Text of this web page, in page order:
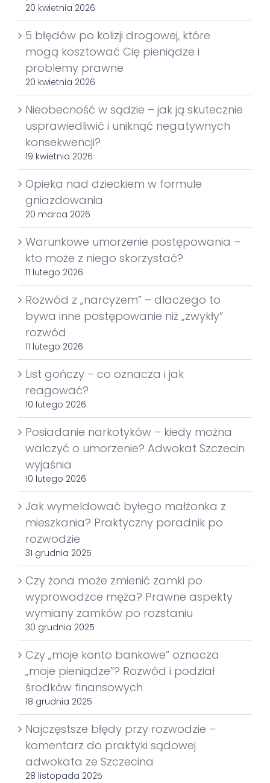
20 kwietnia 2026
5 błędów po kolizji drogowej, które
mogą kosztować Cię pieniądze i
problemy prawne
20 kwietnia 2026
Nieobecność w sądzie – jak ją skutecznie
usprawiedliwić i uniknąć negatywnych
konsekwencji?
19 kwietnia 2026
Opieka nad dzieckiem w formule
gniazdowania
20 marca 2026
Warunkowe umorzenie postępowania –
kto może z niego skorzystać?
11 lutego 2026
Rozwód z „narcyzem” – dlaczego to
bywa inne postępowanie niż „zwykły”
rozwód
11 lutego 2026
List gończy – co oznacza i jak
reagować?
10 lutego 2026
Posiadanie narkotyków – kiedy można
walczyć o umorzenie? Adwokat Szczecin
wyjaśnia
10 lutego 2026
Jak wymeldować byłego małżonka z
mieszkania? Praktyczny poradnik po
rozwodzie
31 grudnia 2025
Czy żona może zmienić zamki po
wyprowadzce męża? Prawne aspekty
wymiany zamków po rozstaniu
30 grudnia 2025
Czy „moje konto bankowe” oznacza
„moje pieniądze”? Rozwód i podział
środków finansowych
18 grudnia 2025
Najczęstsze błędy przy rozwodzie –
komentarz do praktyki sądowej
adwokata ze Szczecina
28 listopada 2025